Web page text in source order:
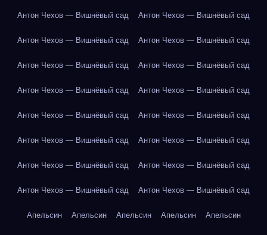
Антон Чехов — Вишнёвый сад Антон Чехов — Вишнёвый сад
Антон Чехов — Вишнёвый сад Антон Чехов — Вишнёвый сад
Антон Чехов — Вишнёвый сад Антон Чехов — Вишнёвый сад
Антон Чехов — Вишнёвый сад Антон Чехов — Вишнёвый сад
Антон Чехов — Вишнёвый сад Антон Чехов — Вишнёвый сад
Антон Чехов — Вишнёвый сад Антон Чехов — Вишнёвый сад
Антон Чехов — Вишнёвый сад Антон Чехов — Вишнёвый сад
Антон Чехов — Вишнёвый сад Антон Чехов — Вишнёвый сад
Апельсин Апельсин Апельсин Апельсин Апельсин